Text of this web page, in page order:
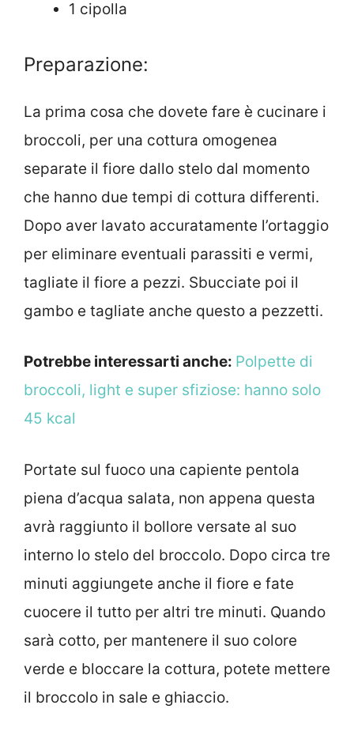
1 cipolla
Preparazione:
La prima cosa che dovete fare è cucinare i
broccoli, per una cottura omogenea
separate il fiore dallo stelo dal momento
che hanno due tempi di cottura differenti.
Dopo aver lavato accuratamente l’ortaggio
per eliminare eventuali parassiti e vermi,
tagliate il fiore a pezzi. Sbucciate poi il
gambo e tagliate anche questo a pezzetti.
Potrebbe interessarti anche: Polpette di
broccoli, light e super sfiziose: hanno solo
45 kcal
Portate sul fuoco una capiente pentola
piena d’acqua salata, non appena questa
avrà raggiunto il bollore versate al suo
interno lo stelo del broccolo. Dopo circa tre
minuti aggiungete anche il fiore e fate
cuocere il tutto per altri tre minuti. Quando
sarà cotto, per mantenere il suo colore
verde e bloccare la cottura, potete mettere
il broccolo in sale e ghiaccio.